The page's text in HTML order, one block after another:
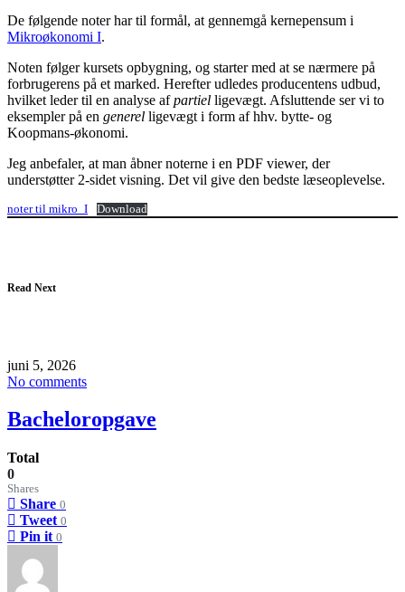
De følgende noter har til formål, at gennemgå kernepensum i
Mikroøkonomi I.
Noten følger kursets opbygning, og starter med at se nærmere på
forbrugerens på et marked. Herefter udledes producentens udbud,
hvilket leder til en analyse afpartiel ligevægt. Afsluttende ser vi to
eksempler på en generel ligevægt i form af hhv. bytte- og
Koopmans-økonomi.
Jeg anbefaler, at man åbner noterne i en PDF viewer, der
understøtter 2-sidet visning. Det vil give den bedste læseoplevelse.
noter til mikro_I Download
Read Next
juni 5, 2026
No comments
Bacheloropgave
Total
0
Shares
Share 0
Tweet 0
Pin it 0